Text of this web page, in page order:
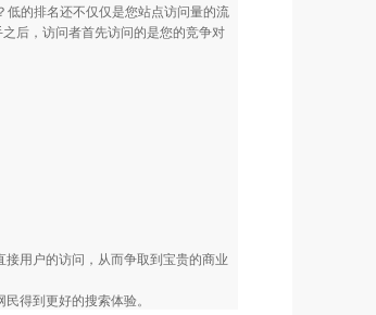
的排名还不仅仅是您站点访问量的流
后，访问者首先访问的是您的竞争对
用户的访问，从而争取到宝贵的商业
得到更好的搜索体验。